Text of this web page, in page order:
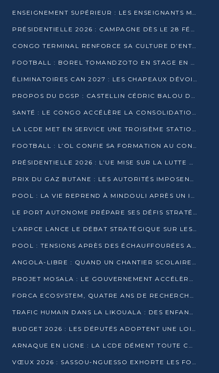
ENSEIGNEMENT SUPÉRIEUR : LES ENSEIGNANTS MAINTIENNENT LA GRÈVE ET EXIGENT UN ACCORD ÉCRIT AVEC L’ÉTAT
PRÉSIDENTIELLE 2026 : CAMPAGNE DÈS LE 28 FÉVRIER, SCRUTIN LES 12 ET 15 MARS
CONGO TERMINAL RENFORCE SA CULTURE D’ENTREPRISE AVEC LE PROGRAMME « WIN TOGETHER »
FOOTBALL : BOREL TOMANDZOTO EN STAGE EN ESPAGNE AVEC POLISSYA FC
ÉLIMINATOIRES CAN 2027 : LES CHAPEAUX DÉVOILÉS, LE CONGO FIXÉ SUR SON SORT
PROPOS DU DGSP : CASTELLIN CÉDRIC BALOU DÉNONCE DES PROPOS INTIMIDANTS
SANTÉ : LE CONGO ACCÉLÈRE LA CONSOLIDATION DE L’OFFRE DE SOINS
LA LCDE MET EN SERVICE UNE TROISIÈME STATION D’EAU POTABLE À MFILOU
FOOTBALL : L’OL CONFIE SA FORMATION AU CONGOLAIS CHRISTIAN BASSILA
PRÉSIDENTIELLE 2026 : L’UE MISE SUR LA LUTTE CONTRE LA DÉSINFORMATION
PRIX DU GAZ BUTANE : LES AUTORITÉS IMPOSENT LE RESPECT DES PRIX RÉGLEMENTÉS
POOL : LA VIE REPREND À MINDOULI APRÈS UN INCIDENT ARMÉ SUR LA RN1
LE PORT AUTONOME PRÉPARE SES DÉFIS STRATÉGIQUES DE 2026
L’ARPCE LANCE LE DÉBAT STRATÉGIQUE SUR LES DONNÉES, L’IA ET LA FINANCE NUMÉRIQUE AU CONGO
POOL : TENSIONS APRÈS DES ÉCHAUFFOURÉES ARMÉES ENTRE DGSP ET EX-MILICIENS NINJA
ANGOLA-LIBRE : QUAND UN CHANTIER SCOLAIRE DEVIENT LE MIROIR D’UN CONGO EN MOUVEMENT
PROJET MOSALA : LE GOUVERNEMENT ACCÉLÈRE L’INSERTION DES JEUNES EN 2026
FORCA ECOSYSTEM, QUATRE ANS DE RECHERCHE DE TERRAIN AVANT UN LANCEMENT OFFICIEL EN 2026
TRAFIC HUMAIN DANS LA LIKOUALA : DES ENFANTS AUTOCHTONES RÉDUITS AU TRAVAIL FORCÉ
BUDGET 2026 : LES DÉPUTÉS ADOPTENT UNE LOI DES FINANCES DE PLUS DE 2500 MILLIARDS FCFA
ARNAQUE EN LIGNE : LA LCDE DÉMENT TOUTE CAMPAGNE DE RECRUTEMENT
VŒUX 2026 : SASSOU-NGUESSO EXHORTE LES FORCES VIVES À RENFORCER L’UNITÉ